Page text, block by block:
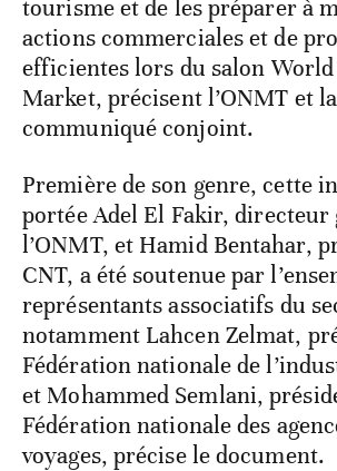
tourisme et de les préparer à
actions commerciales et de
efficientes lors du salon World
Market, précisent l’ONMT et
communiqué conjoint.
Première de son genre, cette
portée Adel El Fakir, directeur
l’ONMT, et Hamid Bentahar,
CNT, a été soutenue par
représentants associatifs du
notamment Lahcen Zelmat,
Fédération nationale de
et Mohammed Semlani,
Fédération nationale des
voyages, précise le document.